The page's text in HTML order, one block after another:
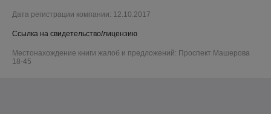
Дата регистрации компании: 12.10.2017
Ссылка на свидетельство/лицензию
Местонахождение книги жалоб и предложений: Проспект Машерова
18-45